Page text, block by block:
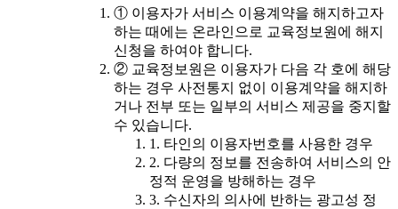
① 이용자가 서비스 이용계약을 해지하고자
하는 때에는 온라인으로 교육정보원에 해지
신청을 하여야 합니다.
② 교육정보원은 이용자가 다음 각 호에 해당
하는 경우 사전통지 없이 이용계약을 해지하
거나 전부 또는 일부의 서비스 제공을 중지할
수 있습니다.
1. 타인의 이용자번호를 사용한 경우
2. 다량의 정보를 전송하여 서비스의 안
정적 운영을 방해하는 경우
3. 수신자의 의사에 반하는 광고성 정